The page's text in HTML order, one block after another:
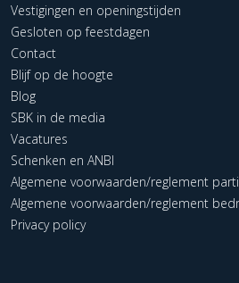
Vestigingen en openingstijden
Gesloten op feestdagen
Contact
Blijf op de hoogte
Blog
SBK in de media
Vacatures
Schenken en ANBI
Algemene voorwaarden/reglement
Algemene voorwaarden/reglement
Privacy policy